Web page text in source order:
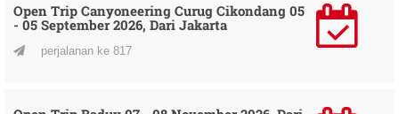
Open Trip Canyoneering Curug Cikondang 05
- 05 September 2026, Dari Jakarta
perjalanan ke 817